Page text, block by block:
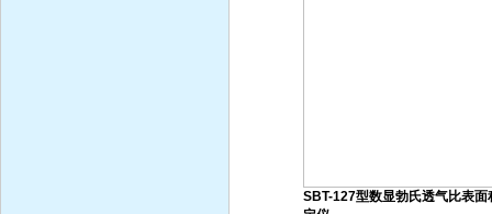
SBT-127型数显勃氏透气比表面